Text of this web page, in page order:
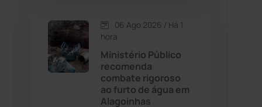
Érico Cardoso
Esportes
06 Ago 2026 / Há 1
hora
Ministério Público
recomenda
combate rigoroso
ao furto de água em
Alagoinhas